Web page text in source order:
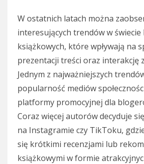
W ostatnich latach można
interesujących trendów w
książkowych, które wpływają na
prezentacji treści oraz interakcję
Jednym z najważniejszych
popularność mediów
platformy promocyjnej dla
Coraz więcej autorów decyduje
na Instagramie czy TikToku,
się krótkimi recenzjami lub
książkowymi w formie